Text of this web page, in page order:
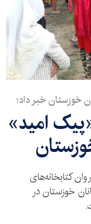
خوزستان خبر داد؛
امید»
کتابخانه‌های
خوزستان در